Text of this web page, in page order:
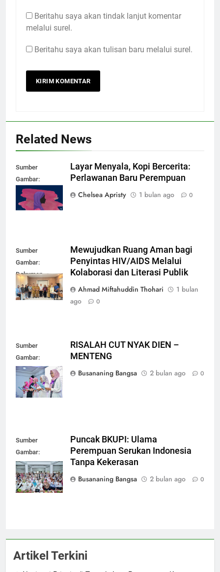
Beritahu saya akan tindak lanjut komentar
melalui surel.
Beritahu saya akan tulisan baru melalui surel.
Related News
Sumber
Gambar:
mubadalah.id
Layar Menyala, Kopi Bercerita:
Perlawanan Baru Perempuan
Chelsea Apristy
1 bulan ago 0
Sumber
Gambar:
Dokumen
Pribadi
Mewujudkan Ruang Aman bagi
Penyintas HIV/AIDS Melalui
Kolaborasi dan Literasi Publik
Ahmad Miftahuddin Thohari
1 bulan
ago
0
Sumber
Gambar:
Dokumen
Pribadi
RISALAH CUT NYAK DIEN –
MENTENG
Busananing Bangsa
2 bulan ago 0
Sumber
Gambar:
Dokumen
Pribadi
Puncak BKUPI: Ulama
Perempuan Serukan Indonesia
Tanpa Kekerasan
Busananing Bangsa
2 bulan ago 0
Artikel Terkini